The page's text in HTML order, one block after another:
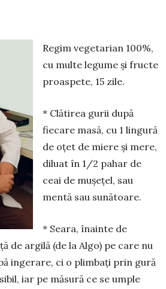
Regim vegetarian 100%,
cu multe legume şi fructe
proaspete, 15 zile.
* Clătirea gurii după
fiecare masă, cu 1 lingură
de oţet de miere şi mere,
diluat în 1/2 pahar de
ceai de muşeţel, sau
mentă sau sunătoare.
* Seara, înainte de
de argilă (de la Algo) pe care nu
ingerare, ci o plimbaţi prin gură
iar pe măsură ce se umple